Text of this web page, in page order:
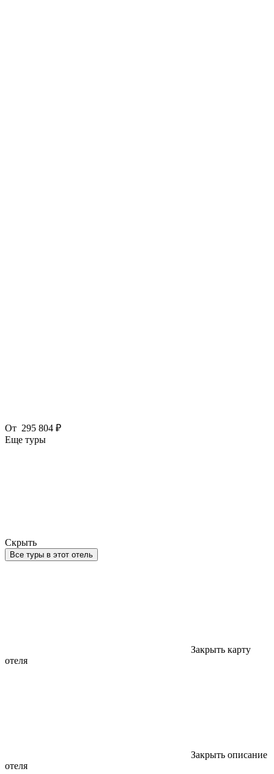
От 295 804 ₽
Еще туры
Скрыть
Все туры в этот отель
Закрыть карту
отеля
Закрыть описание
отеля